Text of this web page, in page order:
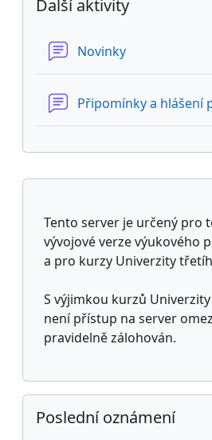
Další aktivity
Novinky
Připomínky a hlášení
Doplňkové bloky
Tento server je určený pro
vývojové verze výukového
a pro kurzy Univerzity
S výjimkou kurzů
není přístup na server
pravidelně zálohován.
Přeskočit: Poslední oznámení
Poslední oznámení